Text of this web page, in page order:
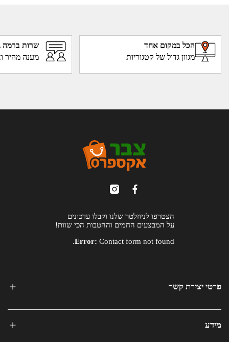
הכל במקום אחד
מגוון גדול של קטגוריות
שרות ברמה
מענה מהיר
הצטרפו לניוזלטר שלנו וקבלו עדכונים
על המבצעים החמים וההטבות הכי שוות!
Error: Contact form not found.
פרטי יצירת קשר
מידע